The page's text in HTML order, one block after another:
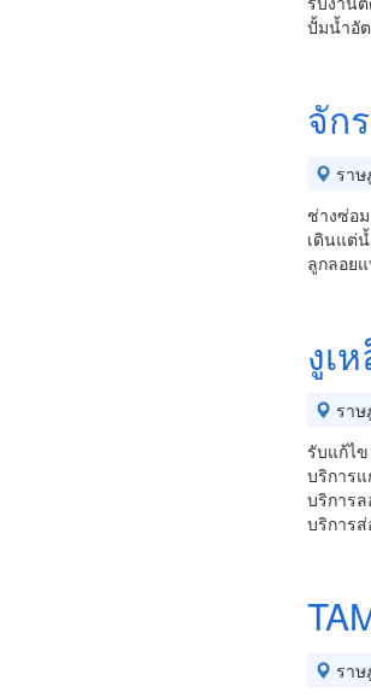
ปั้มน้ำอั
จัก
รา
ช่างซ่อ
เดินแต่
ลูกลอย
งูเ
รา
รับแก้ไ
บริการ
บริการ
บริการ
รา